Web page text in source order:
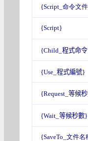
{Script_命令文件_
{Script}
{Child_ 程式命令
{Use_ 程式編號}
{Request_等候
{Wait_等候秒數}
{SaveTo_文件名